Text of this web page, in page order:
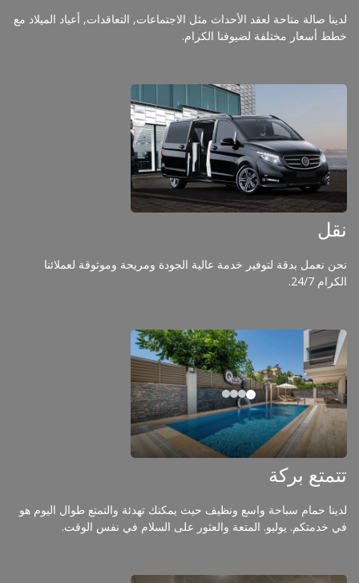
لدينا صالة متاحة لعقد الأحداث مثل الاجتماعات, التعاقدات, أعياد الميلاد مع
خطط أسعار مختلفة لضيوفنا الكرام.
نقل
نحن نعمل بدقة لتوفير خدمة عالية الجودة ومريحة وموثوقة لعملائنا
الكرام 24/7.
تتمتع بركة
لدينا حمام سباحة واسع ونظيف حيث يمكنك تهدئة والتمتع طوال اليوم هو
في خدمتكم. يوليو. المتعة والعثور على السلام في نفس الوقت.